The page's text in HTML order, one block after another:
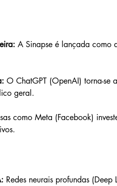
A Sinapse é lançada como
O ChatGPT (OpenAI) torna-se
geral.
como Meta (Facebook)
Redes neurais profundas